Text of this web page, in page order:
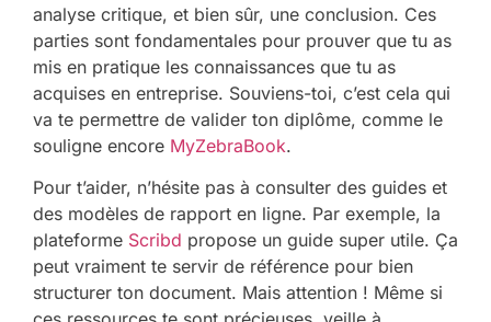
analyse critique, et bien sûr, une conclusion. Ces
parties sont fondamentales pour prouver que tu as
mis en pratique les connaissances que tu as
acquises en entreprise. Souviens-toi, c’est cela qui
va te permettre de valider ton diplôme, comme le
souligne encore MyZebraBook.
Pour t’aider, n’hésite pas à consulter des guides et
des modèles de rapport en ligne. Par exemple, la
plateforme Scribd propose un guide super utile. Ça
peut vraiment te servir de référence pour bien
structurer ton document. Mais attention ! Même si